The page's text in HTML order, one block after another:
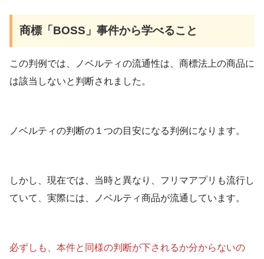
商標「BOSS」事件から学べること
この判例では、ノベルティの流通性は、商標法上の商品に
は該当しないと判断されました。
ノベルティの判断の１つの目安になる判例になります。
しかし、現在では、当時と異なり、フリマアプリも流行し
ていて、実際には、ノベルティ商品が流通しています。
必ずしも、本件と同様の判断が下されるか分からないの